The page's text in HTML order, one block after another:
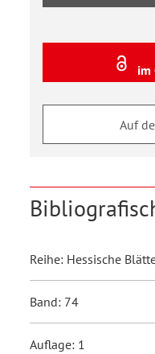
im
Auf
Reihe: Hessische
Band: 74
Auflage: 1